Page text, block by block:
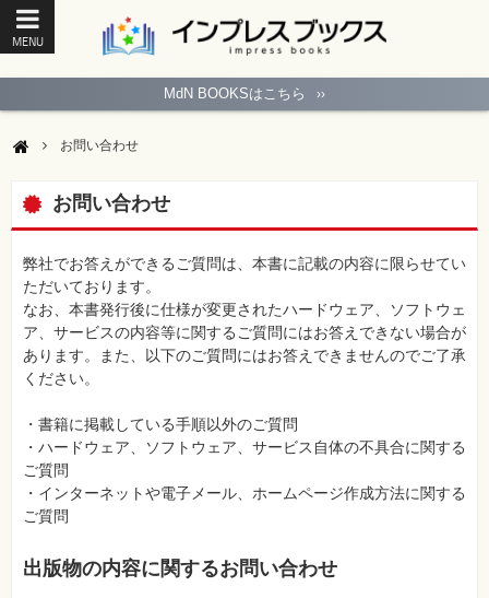
MENU
ペ
ジ
ソ
コ
ン
フ
ト
モ
バ
イ
ル・
ス
フ
ォ
ン・
SNS
作
成・
MdN BOOKSはこちら ››
お問い合わせ
お問い合わせ
弊社でお答えができるご質問は、本書に記載の内容に限らせてい
ただいております。
なお、本書発行後に仕様が変更されたハードウェア、ソフトウェ
ア、サービスの内容等に関するご質問にはお答えできない場合が
あります。また、以下のご質問にはお答えできませんのでご了承
ください。
・書籍に掲載している手順以外のご質問
・ハードウェア、ソフトウェア、サービス自体の不具合に関する
ご質問
・インターネットや電子メール、ホームページ作成方法に関する
ご質問
出版物の内容に関するお問い合わせ